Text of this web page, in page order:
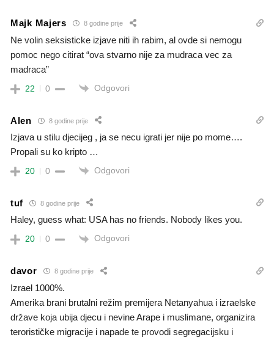
Majk Majers 8 godine prije
Ne volin seksisticke izjave niti ih rabim, al ovde si nemogu
pomoc nego citirat “ova stvarno nije za mudraca vec za
madraca”
22 0 Odgovori
Alen 8 godine prije
Izjava u stilu djecijeg , ja se necu igrati jer nije po mome….
Propali su ko kripto …
20 0 Odgovori
tuf 8 godine prije
Haley, guess what: USA has no friends. Nobody likes you.
20 0 Odgovori
davor 8 godine prije
Izrael 1000%.
Amerika brani brutalni režim premijera Netanyahua i izraelske
države koja ubija djecu i nevine Arape i muslimane, organizira
terorističke migracije i napade te provodi segregacijsku i